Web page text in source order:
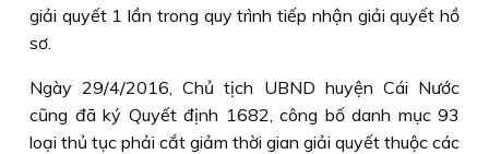
giải quyết 1 lần trong quy trình tiếp nhận giải quyết hồ
sơ.
Ngày 29/4/2016, Chủ tịch UBND huyện Cái Nước
cũng đã ký Quyết định 1682, công bố danh mục 93
loại thủ tục phải cắt giảm thời gian giải quyết thuộc các